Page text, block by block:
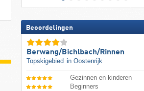
Beoordelingen
Berwang/​Bichlbach/​Rinnen
Topskigebied in Oostenrijk
Gezinnen en kinderen
Beginners